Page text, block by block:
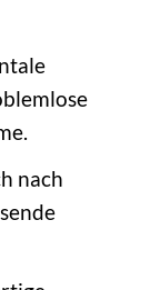
nach